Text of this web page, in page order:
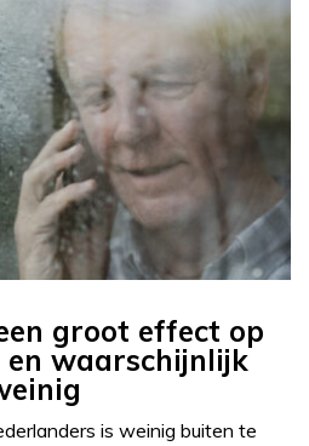
groot effect op
en waarschijnlijk
is weinig buiten te